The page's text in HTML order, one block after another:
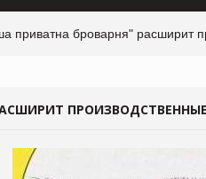
приватна броварня" расширит